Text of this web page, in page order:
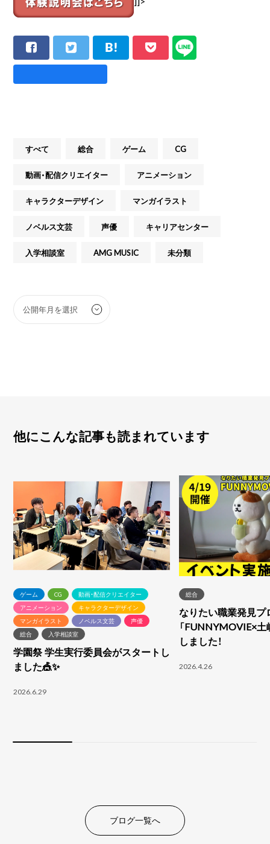
すべて 総合 ゲーム CG
動画・配信クリエイター アニメーション
キャラクターデザイン マンガイラスト
ノベルス文芸 声優 キャリアセンター
入学相談室 AMG MUSIC 未分類
他にこんな記事も読まれています
ゲーム CG
動画・配信クリエイター
アニメーション
キャラクターデザイン
マンガイラスト
ノベルス文芸
声優
総合
入学相談室
学園祭 学生実行委員会がスタートし
ました🎪✨
2026.6.29
総合
なりたい職業発見プ
「FUNNYMOVIE×土
しました！
2026.4.26
ブログ一覧へ